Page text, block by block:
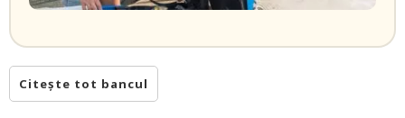
Citește tot bancul